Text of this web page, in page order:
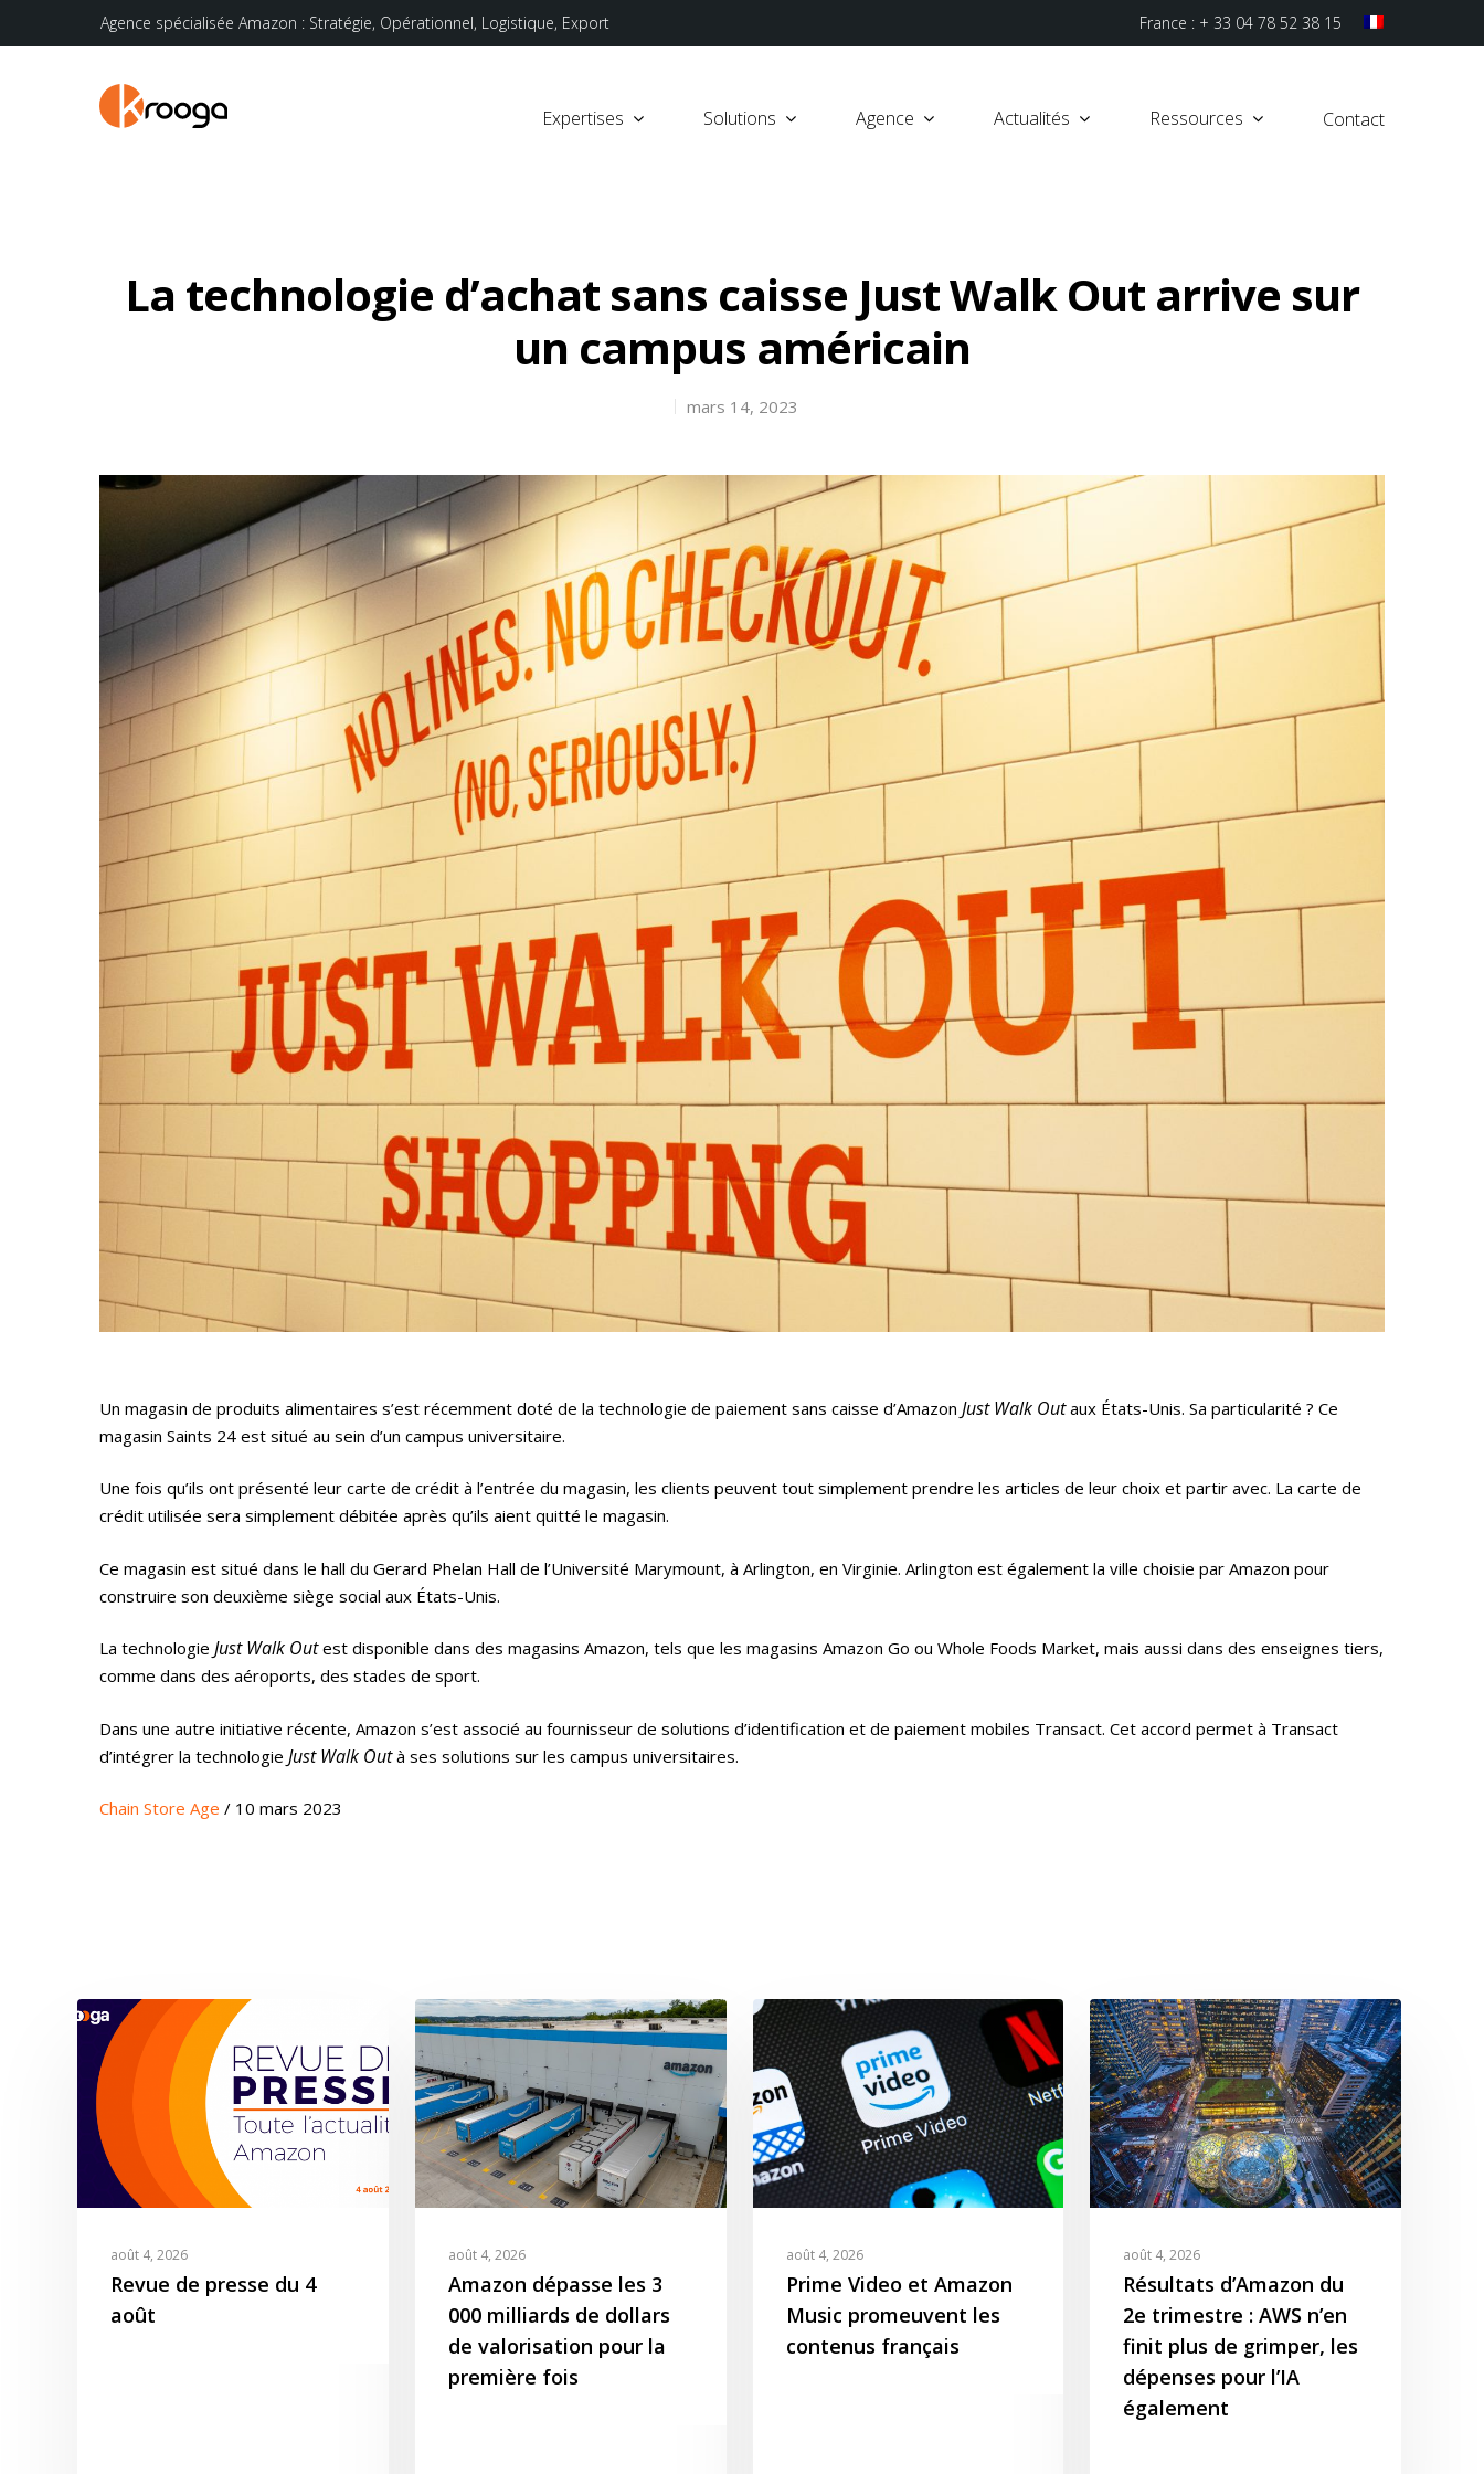
Agence spécialisée Amazon : Stratégie, Opérationnel, Logistique, Export France : + 33 04 78 52 38 15
Hit enter to search or ESC to close
Expertises Solutions Agence Actualités Ressources Contact
La technologie d’achat sans caisse Just Walk Out arrive sur
un campus américain
mars 14, 2023
Un magasin de produits alimentaires s’est récemment doté de la technologie de paiement sans caisse d’Amazon Just Walk Outaux États-Unis. Sa particularité ? Ce
magasin Saints 24 est situé au sein d’un campus universitaire.
Une fois qu’ils ont présenté leur carte de crédit à l’entrée du magasin, les clients peuvent tout simplement prendre les articles de leur choix et partir avec. La carte de
crédit utilisée sera simplement débitée après qu’ils aient quitté le magasin.
Ce magasin est situé dans le hall du Gerard Phelan Hall de l’Université Marymount, à Arlington, en Virginie. Arlington est également la ville choisie par Amazon pour
construire son deuxième siège social aux États-Unis.
La technologie Just Walk Outest disponible dans des magasins Amazon, tels que les magasins Amazon Go ou Whole Foods Market, mais aussi dans des enseignes tiers,
comme dans des aéroports, des stades de sport.
Dans une autre initiative récente, Amazon s’est associé au fournisseur de solutions d’identification et de paiement mobiles Transact. Cet accord permet à Transact
d’intégrer la technologie Just Walk Outà ses solutions sur les campus universitaires.
Chain Store Age / 10 mars 2023
août 4, 2026
Revue de presse du 4
août
août 4, 2026
Amazon dépasse les 3
000 milliards de dollars
de valorisation pour la
première fois
août 4, 2026
Prime Video et Amazon
Music promeuvent les
contenus français
août 4, 2026
Résultats d’Amazon du
2e trimestre : AWS n’en
finit plus de grimper, les
dépenses pour l’IA
également
Krooga SAS
T:+ 33 04 78 52 38 15